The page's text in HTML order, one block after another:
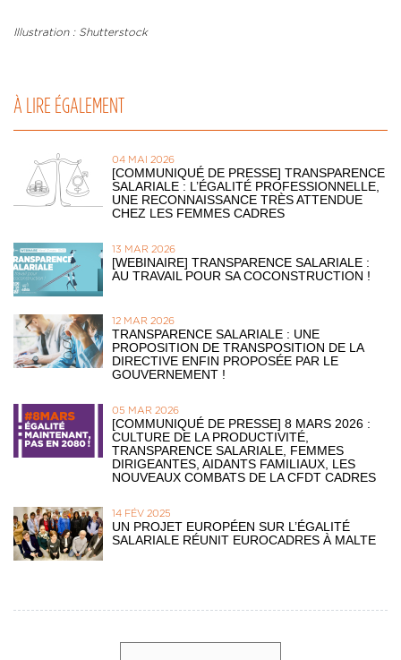
Illustration : Shutterstock
À LIRE ÉGALEMENT
04 MAI 2026
[COMMUNIQUÉ DE PRESSE] TRANSPARENCE
SALARIALE : L’ÉGALITÉ PROFESSIONNELLE,
UNE RECONNAISSANCE TRÈS ATTENDUE
CHEZ LES FEMMES CADRES
13 MAR 2026
[WEBINAIRE] TRANSPARENCE SALARIALE :
AU TRAVAIL POUR SA COCONSTRUCTION !
12 MAR 2026
TRANSPARENCE SALARIALE : UNE
PROPOSITION DE TRANSPOSITION DE LA
DIRECTIVE ENFIN PROPOSÉE PAR LE
GOUVERNEMENT !
05 MAR 2026
[COMMUNIQUÉ DE PRESSE] 8 MARS 2026 :
CULTURE DE LA PRODUCTIVITÉ,
TRANSPARENCE SALARIALE, FEMMES
DIRIGEANTES, AIDANTS FAMILIAUX, LES
NOUVEAUX COMBATS DE LA CFDT CADRES
14 FÉV 2025
UN PROJET EUROPÉEN SUR L’ÉGALITÉ
SALARIALE RÉUNIT EUROCADRES À MALTE